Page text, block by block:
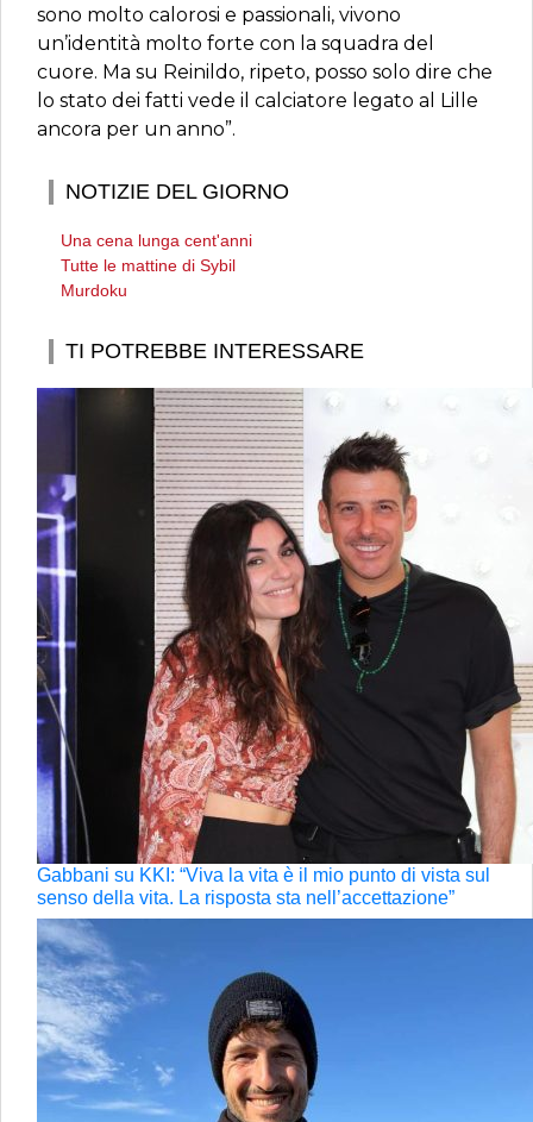
sono molto calorosi e passionali, vivono
un’identità molto forte con la squadra del
cuore. Ma su Reinildo, ripeto, posso solo dire che
lo stato dei fatti vede il calciatore legato al Lille
ancora per un anno”.
NOTIZIE DEL GIORNO
Una cena lunga cent'anni
Tutte le mattine di Sybil
Murdoku
TI POTREBBE INTERESSARE
Gabbani su KKI: “Viva la vita è il mio punto di vista sul
senso della vita. La risposta sta nell’accettazione”